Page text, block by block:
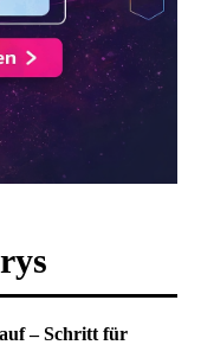
– Schritt für